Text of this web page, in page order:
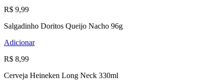
R$ 9,99
Salgadinho Doritos Queijo Nacho 96g
Adicionar
R$ 8,99
Cerveja Heineken Long Neck 330ml